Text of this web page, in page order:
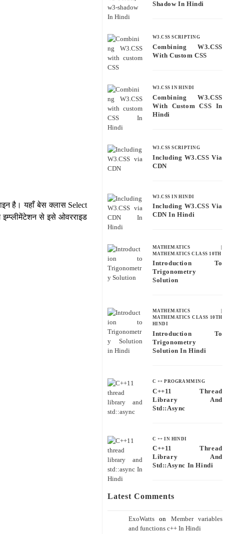
है। यहाँ बेस क्लास Select
इम्प्लीमेंटेशन से इसे ओवरराइड
Shadow In Hindi
W3.CSS SCRIPTING
Combining W3.CSS
With Custom CSS
W3.CSS IN HINDI
Combining W3.CSS
With Custom CSS In
Hindi
W3.CSS SCRIPTING
Including W3.CSS Via
CDN
W3.CSS IN HINDI
Including W3.CSS Via
CDN In Hindi
MATHEMATICS
MATHEMATICS CLASS 10TH
Introduction To
Trigonometry
Solution
MATHEMATICS
MATHEMATICS CLASS 10TH
HINDI
Introduction To
Trigonometry
Solution In Hindi
C ++ PROGRAMMING
C++11 Thread
Library And
Std::async
C ++ IN HINDI
C++11 Thread
Library And
Std::async In Hindi
Latest Comments
ExoWatts on Member variables
and functions c++ In Hindi